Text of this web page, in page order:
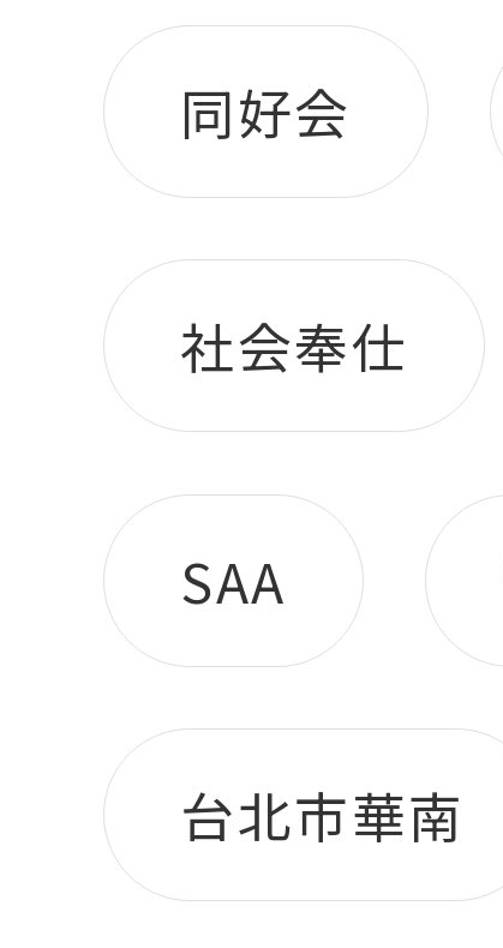
同好会
社会奉仕
SAA
台北市華南